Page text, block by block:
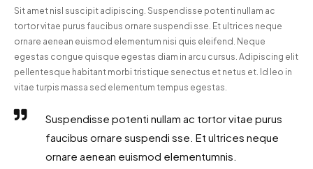
Sit amet nisl suscipit adipiscing. Suspendisse potenti nullam ac
tortor vitae purus faucibus ornare suspendi sse. Et ultrices neque
ornare aenean euismod elementum nisi quis eleifend. Neque
egestas congue quisque egestas diam in arcu cursus. Adipiscing elit
pellentesque habitant morbi tristique senectus et netus et. Id leo in
vitae turpis massa sed elementum tempus egestas.
Suspendisse potenti nullam ac tortor vitae purus
faucibus ornare suspendi sse. Et ultrices neque
ornare aenean euismod elementumnis.